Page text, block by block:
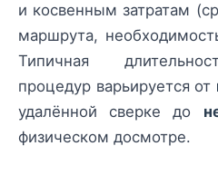
и косвенным затратам
маршрута,
Типичная
процедур варьируется от
удалённой сверке до
физическом досмотре.